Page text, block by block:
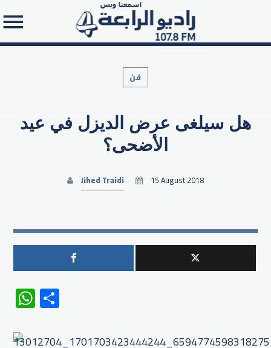
Search in the website:
فن
هل سيلغى عرض الديزل في عيد
الأضحى؟
Jihed Traidi 15 August 2018
WhatsApp